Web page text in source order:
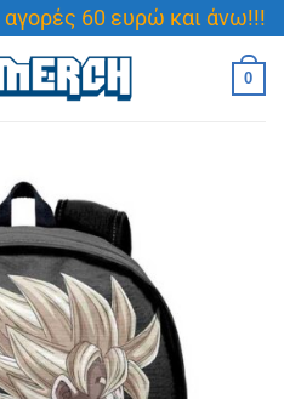
60 ευρώ και άνω!!!
0